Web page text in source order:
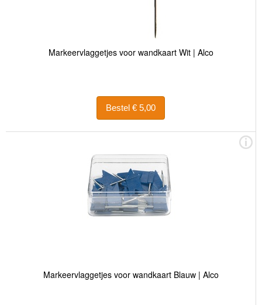
Markeervlaggetjes voor wandkaart Wit | Alco
Bestel € 5,00
Markeervlaggetjes voor wandkaart Blauw | Alco